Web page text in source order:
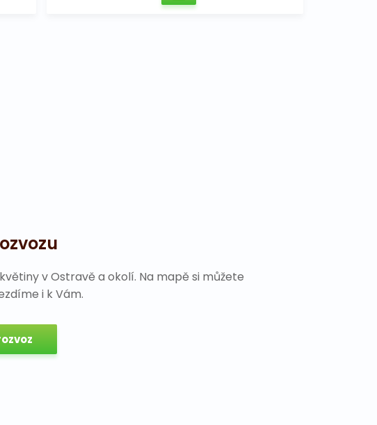
v Ostravě a okolí. Na mapě si můžete
i k Vám.